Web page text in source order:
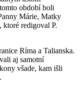
období boli
Márie, Matky
redigoval P.
Ríma a Talianska.
aj samotní
všade, kam išli